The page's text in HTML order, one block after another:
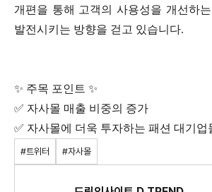
개편을 통해 고객의 사용성을 개선하
발전시키는 방향을 걷고 있습니다.
✨ 주목 포인트 ✨
✅ 자사몰 매출 비중의 증가
✅ 자사몰에 더욱 투자하는 패션 대기업
#트위터 #자사몰